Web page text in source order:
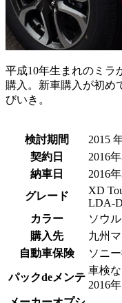
平成10年生まれのミラ
購入。新車購入が初め
びいき。
検討期間
2015
契約日
2016
納車日
2016
グレード
XD
LDA-
カラー
ソウ
購入先
九州
自動車保険
ソニ
パックdeメンテ
車検
2016